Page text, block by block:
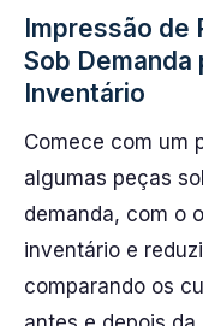
Impressão de
Sob Demanda
Inventário
Comece com um
algumas peças
demanda, com o
inventário e
comparando os